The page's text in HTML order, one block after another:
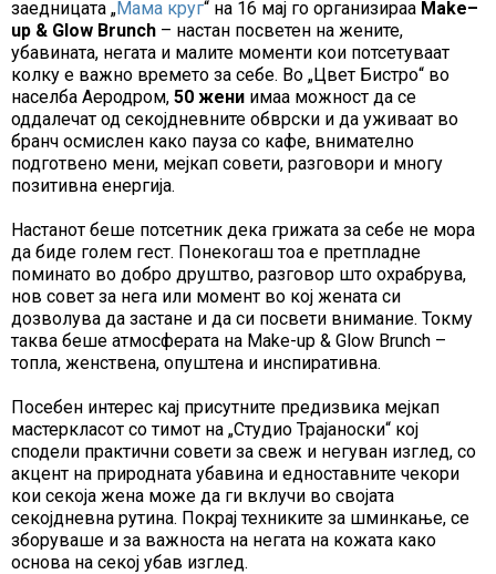
заедницата „Мама круг“ на 16 мај го организираа Make–
up & Glow Brunch – настан посветен на жените,
убавината, негата и малите моменти кои потсетуваат
колку е важно времето за себе. Во „Цвет Бистро“ во
населба Аеродром, 50 жени имаа можност да се
оддалечат од секојдневните обврски и да уживаат во
бранч осмислен како пауза со кафе, внимателно
подготвено мени, мејкап совети, разговори и многу
позитивна енергија.
Настанот беше потсетник дека грижата за себе не мора
да биде голем гест. Понекогаш тоа е претпладне
поминато во добро друштво, разговор што охрабрува,
нов совет за нега или момент во кој жената си
дозволува да застане и да си посвети внимание. Токму
таква беше атмосферата на Make-up & Glow Brunch –
топла, женствена, опуштена и инспиративна.
Посебен интерес кај присутните предизвика мејкап
мастеркласот со тимот на „Студио Трајаноски“ кој
сподели практични совети за свеж и негуван изглед, со
акцент на природната убавина и едноставните чекори
кои секоја жена може да ги вклучи во својата
секојдневна рутина. Покрај техниките за шминкање, се
зборуваше и за важноста на негата на кожата како
основа на секој убав изглед.